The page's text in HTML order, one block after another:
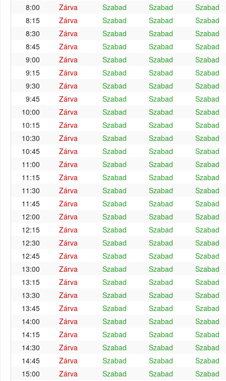
8:00
Zárva Szabad Szabad
Szabad
8:15
Zárva Szabad Szabad
Szabad
8:30
Zárva Szabad Szabad
Szabad
8:45
Zárva Szabad Szabad
Szabad
9:00
Zárva Szabad Szabad
Szabad
9:15
Zárva Szabad Szabad
Szabad
9:30
Zárva Szabad Szabad
Szabad
9:45
Zárva Szabad Szabad
Szabad
10:00
Zárva Szabad Szabad
Szabad
10:15
Zárva Szabad Szabad
Szabad
10:30
Zárva Szabad Szabad
Szabad
10:45
Zárva Szabad Szabad
Szabad
11:00
Zárva Szabad Szabad
Szabad
11:15
Zárva Szabad Szabad
Szabad
11:30
Zárva Szabad Szabad
Szabad
11:45
Zárva Szabad Szabad
Szabad
12:00
Zárva Szabad Szabad
Szabad
12:15
Zárva Szabad Szabad
Szabad
12:30
Zárva Szabad Szabad
Szabad
12:45
Zárva Szabad Szabad
Szabad
13:00
Zárva Szabad Szabad
Szabad
13:15
Zárva Szabad Szabad
Szabad
13:30
Zárva Szabad Szabad
Szabad
13:45
Zárva Szabad Szabad
Szabad
14:00
Zárva Szabad Szabad
Szabad
14:15
Zárva Szabad Szabad
Szabad
14:30
Zárva Szabad Szabad
Szabad
14:45
Zárva Szabad Szabad
Szabad
15:00
Zárva Szabad Szabad
Szabad